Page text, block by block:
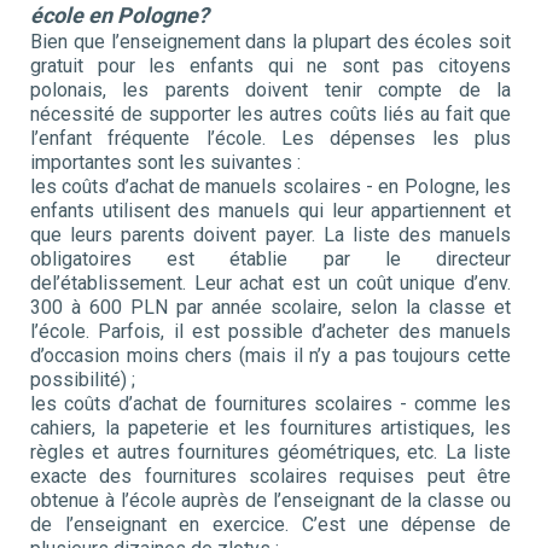
école en Pologne?
Bien que l’enseignement dans la plupart des écoles soit
gratuit pour les enfants qui ne sont pas citoyens
polonais, les parents doivent tenir compte de la
nécessité de supporter les autres coûts liés au fait que
l’enfant fréquente l’école. Les dépenses les plus
importantes sont les suivantes :
les coûts d’achat de manuels scolaires - en Pologne, les
enfants utilisent des manuels qui leur appartiennent et
que leurs parents doivent payer. La liste des manuels
obligatoires est établie par le directeur
del’établissement. Leur achat est un coût unique d’env.
300 à 600 PLN par année scolaire, selon la classe et
l’école. Parfois, il est possible d’acheter des manuels
d’occasion moins chers (mais il n’y a pas toujours cette
possibilité) ;
les coûts d’achat de fournitures scolaires - comme les
cahiers, la papeterie et les fournitures artistiques, les
règles et autres fournitures géométriques, etc. La liste
exacte des fournitures scolaires requises peut être
obtenue à l’école auprès de l’enseignant de la classe ou
de l’enseignant en exercice. C’est une dépense de